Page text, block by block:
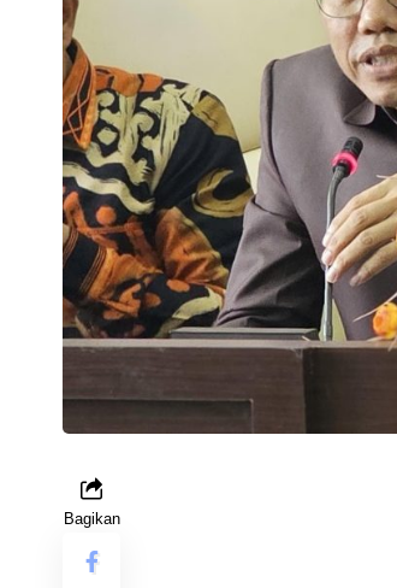
Bagikan